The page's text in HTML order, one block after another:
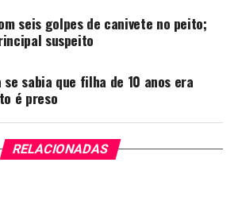
seis golpes de canivete no peito;
suspeito
sabia que filha de 10 anos era
é preso
RELACIONADAS